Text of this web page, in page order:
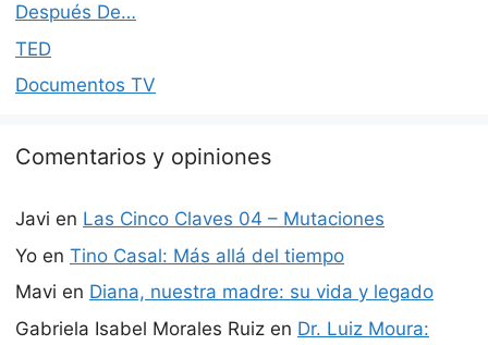
Después De…
TED
Documentos TV
Comentarios y opiniones
Javi en Las Cinco Claves 04 – Mutaciones
Yo en Tino Casal: Más allá del tiempo
Mavi en Diana, nuestra madre: su vida y legado
Gabriela Isabel Morales Ruiz en Dr. Luiz Moura: